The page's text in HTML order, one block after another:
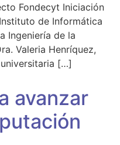
Fondecyt Iniciación
de Informática
Ingeniería de la
Valeria Henríquez,
[…]
avanzar